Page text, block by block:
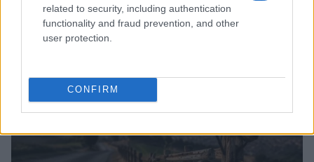
related to security, including authentication
functionality and fraud prevention, and other
user protection.
CONFIRM
Odissea e Spider-Man: i film che hanno rivoluzionato
Alessandro Tassinari · 5 Ago 2026